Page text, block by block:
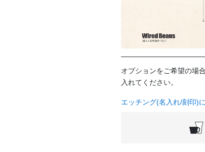
オプションをご希望の場
入れてください。
エッチング(名入れ/刻印)